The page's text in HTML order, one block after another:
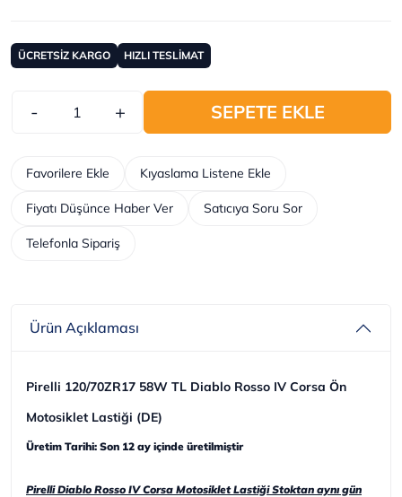
ÜCRETSİZ KARGO HIZLI TESLİMAT
- + SEPETE EKLE
Telefonla Sipariş
Kıyaslama Listene Ekle
Favorilere Ekle
Fiyatı Düşünce Haber Ver Satıcıya Soru Sor
Ürün Açıklaması
Pirelli 120/70ZR17 58W TL Diablo Rosso IV Corsa Ön
Motosiklet Lastiği (DE)
Üretim Tarihi: Son 12 ay içinde üretilmiştir
Pirelli Diablo Rosso IV Corsa Motosiklet Lastiği Stoktan aynı gün